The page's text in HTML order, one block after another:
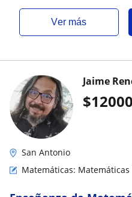
ver más
$12000
Jaime
San Antonio
Matemáticas: Matemáticas